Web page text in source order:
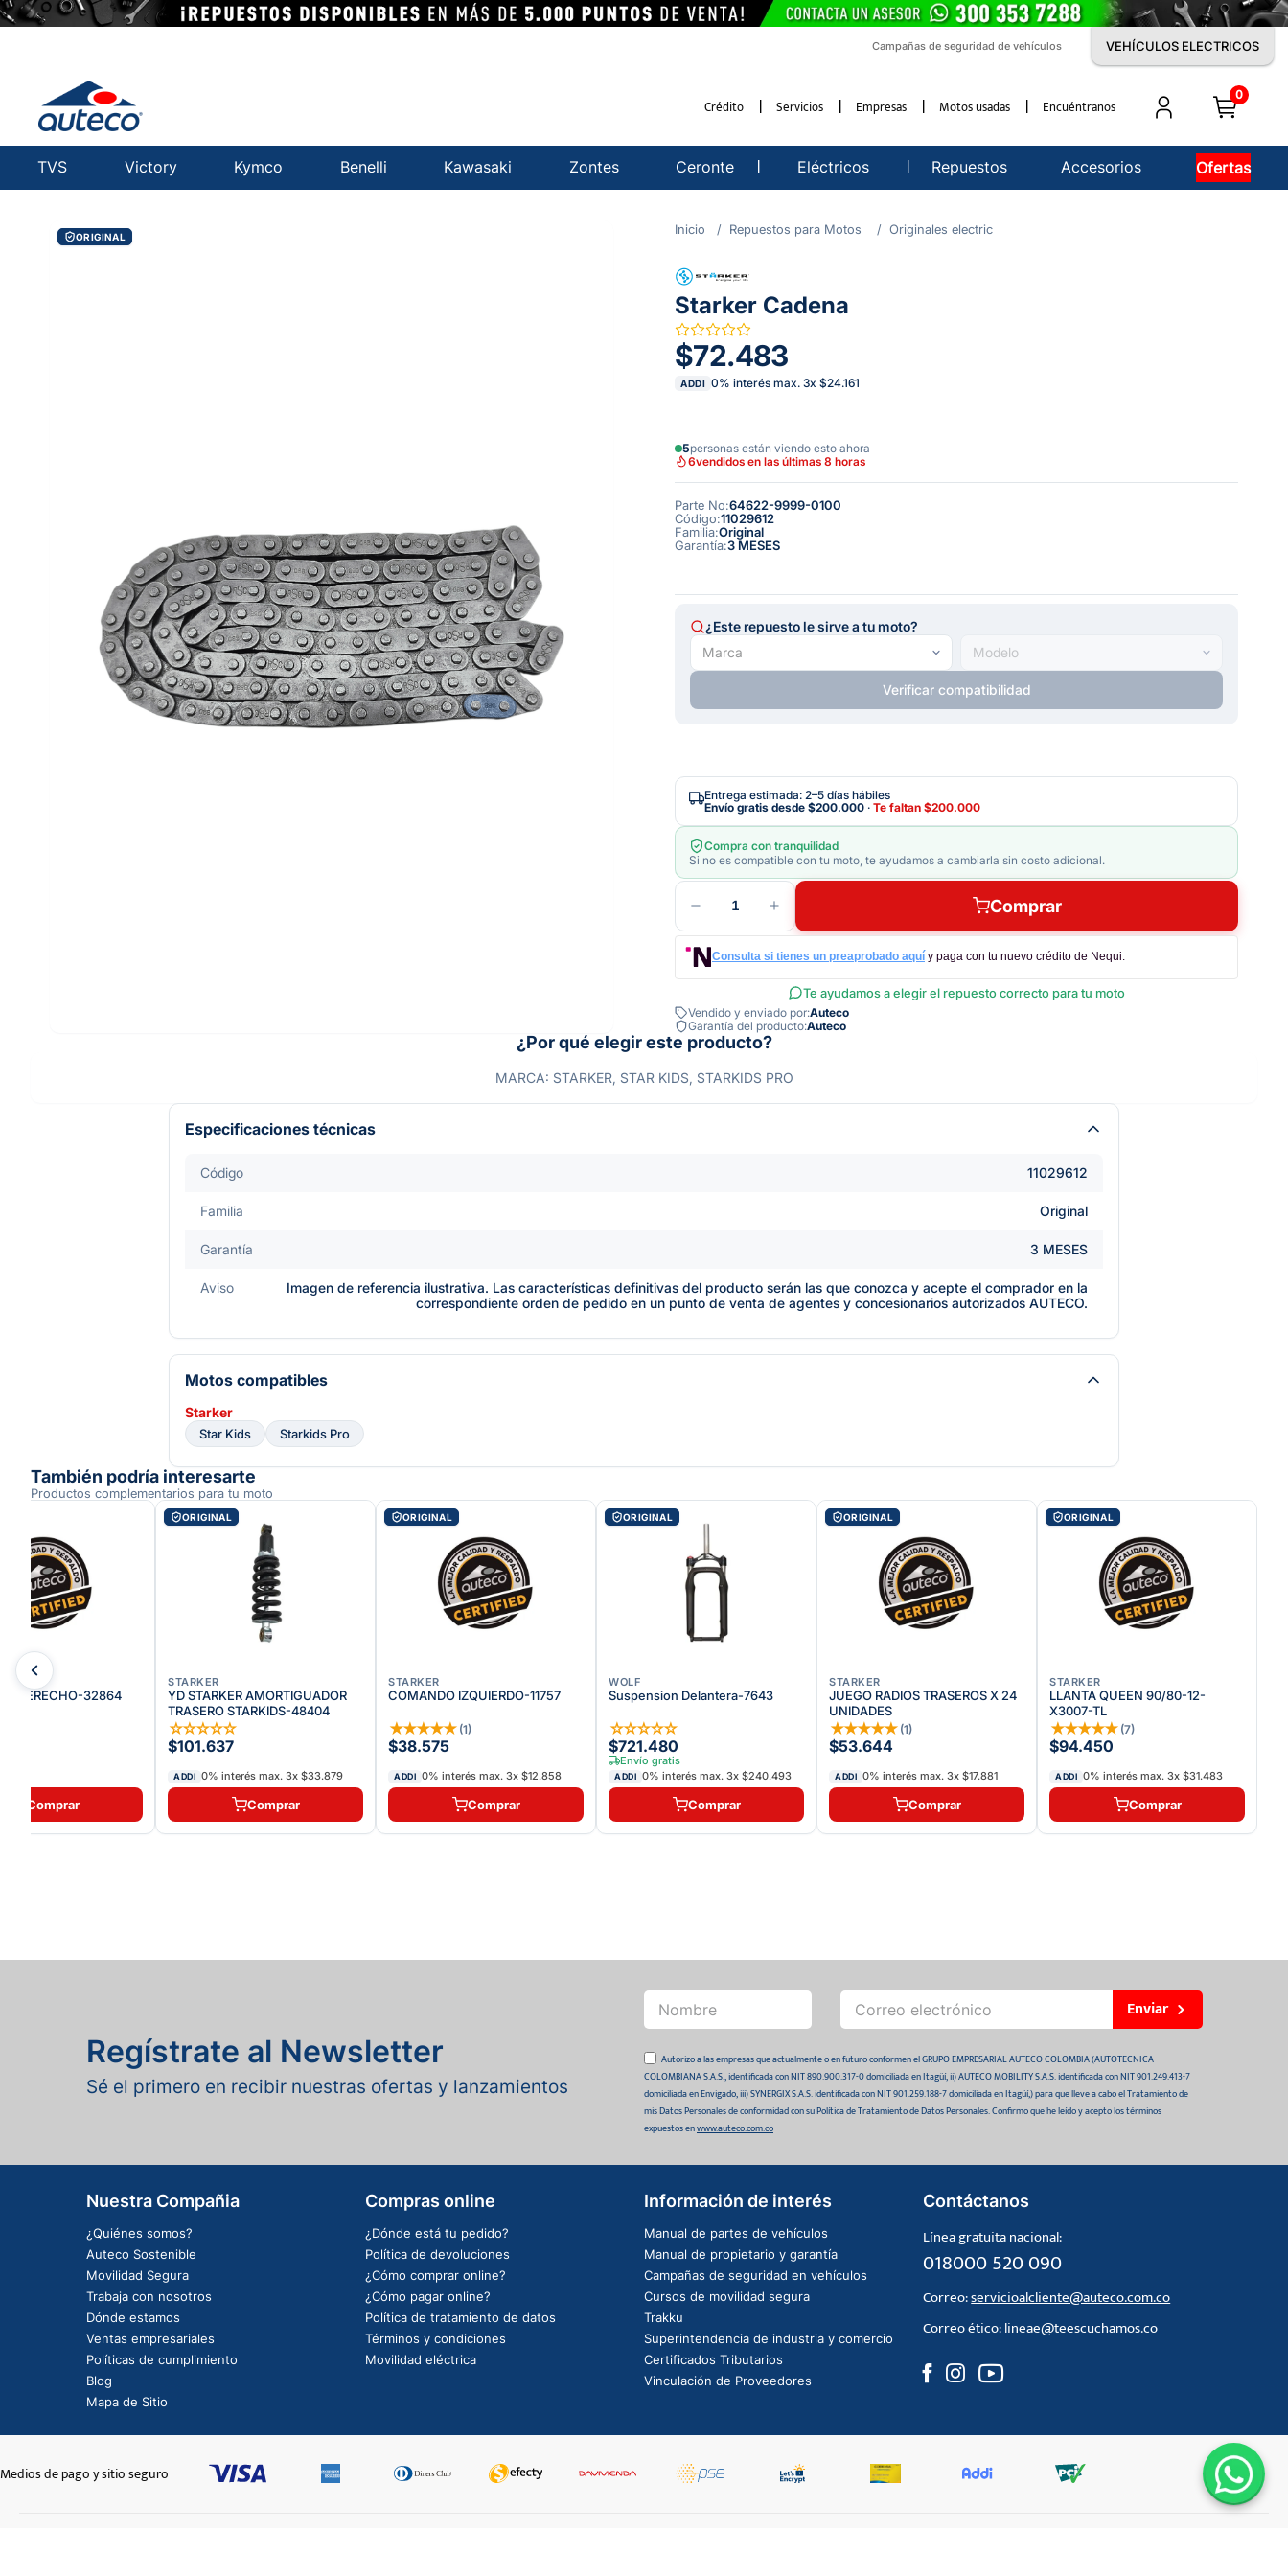
Campañas de seguridad de vehículos VEHÍCULOS ELECTRICOS
Crédito Servicios Empresas Motos usadas Encuéntranos
0
TVS Victory Kymco Benelli Kawasaki Zontes Ceronte Eléctricos Repuestos Accesorios Ofertas
ORIGINAL Repuestos para Motos Originales electric
Starker Cadena
$72.483
ADDI 0% interés max. 3x $24.161
5personas están viendo esto ahora
6vendidos en las últimas 8 horas
Parte No:64622-9999-0100
Código:11029612
Familia:Original
Garantía:3 MESES
¿Este repuesto le sirve a tu moto?
Verificar compatibilidad
Entrega estimada: 2–5 días hábiles
Envío gratis desde $200.000 · Te faltan $200.000
Compra con tranquilidad
Si no es compatible con tu moto, te ayudamos a cambiarla sin costo adicional.
1 Comprar
Consulta si tienes un preaprobado aquí y paga con tu nuevo crédito de Nequi.
Te ayudamos a elegir el repuesto correcto para tu moto
Vendido y enviado por:Auteco
Garantía del producto:Auteco
¿Por qué elegir este producto?
MARCA: STARKER, STAR KIDS, STARKIDS PRO
Especificaciones técnicas
Código 11029612
Familia Original
Garantía 3 MESES
Aviso
Imagen de referencia ilustrativa. Las características definitivas del producto serán las que conozca y acepte el comprador en la
correspondiente orden de pedido en un punto de venta de agentes y concesionarios autorizados AUTECO.
Motos compatibles
Starker
Star Kids Starkids Pro
También podría interesarte
Productos complementarios para tu moto
DERECHO-32864
Comprar
ORIGINAL
STARKER
YD STARKER AMORTIGUADOR
TRASERO STARKIDS-48404
☆☆☆☆☆
$101.637
ADDI 0% interés max. 3x $33.879
Comprar
ORIGINAL
STARKER
COMANDO IZQUIERDO-11757
★★★★★ (1)
$38.575
ADDI 0% interés max. 3x $12.858
Comprar
ORIGINAL
WOLF
Suspension Delantera-7643
☆☆☆☆☆
$721.480
Envío gratis
ADDI 0% interés max. 3x $240.493
Comprar
ORIGINAL
STARKER
JUEGO RADIOS TRASEROS X 24
UNIDADES
★★★★★ (1)
$53.644
ADDI 0% interés max. 3x $17.881
Comprar
ORIGINAL
STARKER
LLANTA QUEEN 90/80-12-
X3007-TL
★★★★★ (7)
$94.450
ADDI 0% interés max. 3x $31.483
Comprar
Regístrate al Newsletter
Sé el primero en recibir nuestras ofertas y lanzamientos
Enviar
Autorizo a las empresas que actualmente o en futuro conformen el GRUPO EMPRESARIAL AUTECO COLOMBIA (AUTOTECNICA
COLOMBIANA S.A.S., identificada con NIT 890.900.317-0 domiciliada en Itagüí, ii) AUTECO MOBILITY S.A.S. identificada con NIT 901.249.413-7
domiciliada en Envigado, iii) SYNERGIX S.A.S. identificada con NIT 901.259.188-7 domiciliada en Itagüí,) para que lleve a cabo el Tratamiento de
mis Datos Personales de conformidad con su Política de Tratamiento de Datos Personales. Confirmo que he leído y acepto los términos
expuestos enwww.auteco.com.co
Nuestra Compañia
¿Quiénes somos?
Auteco Sostenible
Movilidad Segura
Trabaja con nosotros
Dónde estamos
Ventas empresariales
Políticas de cumplimiento
Blog
Mapa de Sitio
Compras online
¿Dónde está tu pedido?
Política de devoluciones
¿Cómo comprar online?
¿Cómo pagar online?
Política de tratamiento de datos
Términos y condiciones
Movilidad eléctrica
Información de interés
Manual de partes de vehículos
Manual de propietario y garantía
Campañas de seguridad en vehículos
Cursos de movilidad segura
Trakku
Superintendencia de industria y comercio
Certificados Tributarios
Vinculación de Proveedores
Contáctanos
Línea gratuita nacional:
018000 520 090
Correo:servicioalcliente@auteco.com.co
Correo ético:lineae@teescuchamos.co
Medios de pago y sitio seguro